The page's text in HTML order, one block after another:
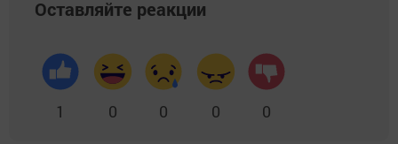
Оставляйте реакции
1 0 0 0 0